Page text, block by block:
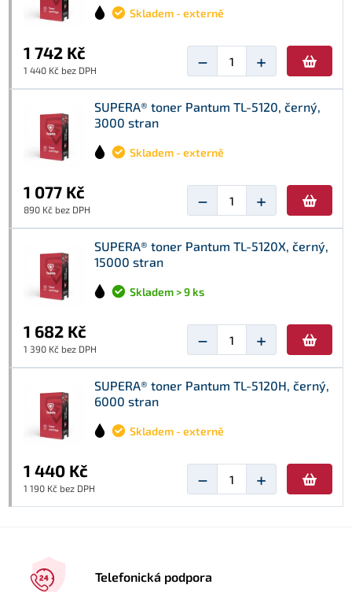
Skladem - externě
1 742 Kč
1 440 Kč bez DPH − +
SUPERA® toner Pantum TL-5120, černý,
3000 stran
Skladem - externě
1 077 Kč
890 Kč bez DPH − +
SUPERA® toner Pantum TL-5120X, černý,
15000 stran
Skladem > 9 ks
1 682 Kč
1 390 Kč bez DPH − +
SUPERA® toner Pantum TL-5120H, černý,
6000 stran
Skladem - externě
1 440 Kč
1 190 Kč bez DPH − +
Telefonická podpora